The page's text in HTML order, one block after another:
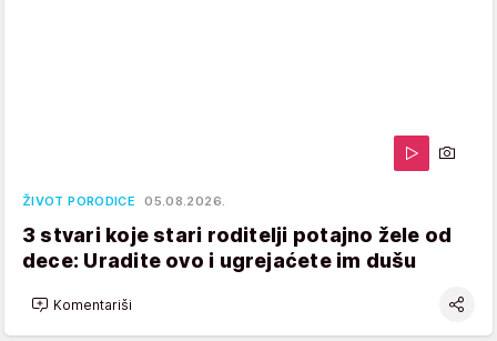
ŽIVOT PORODICE 05.08.2026.
3 stvari koje stari roditelji potajno žele od
dece: Uradite ovo i ugrejaćete im dušu
Komentariši